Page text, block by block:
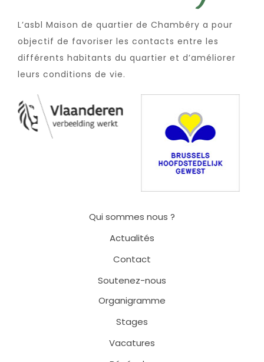
L’asbl Maison de quartier de Chambéry a pour
objectif de favoriser les contacts entre les
différents habitants du quartier et d’améliorer
leurs conditions de vie.
Qui sommes nous ?
Actualités
Contact
Soutenez-nous
Organigramme
Stages
Vacatures